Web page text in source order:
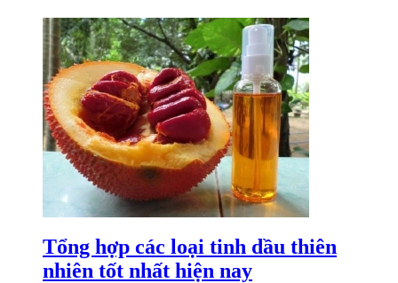
Tổng hợp các loại tinh dầu thiên
nhiên tốt nhất hiện nay